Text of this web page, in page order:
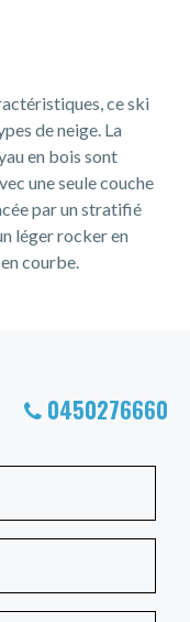
ce ski
de neige. La
en bois sont
une seule couche
par un stratifié
léger rocker en
courbe.
0450276660